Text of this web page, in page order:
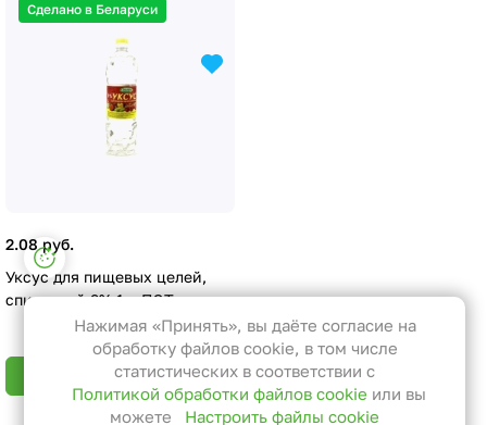
Сделано в Беларуси
2.08 руб.
Уксус для пищевых целей,
спиртовой 9% 1л. ПЭТ
В корзину
Настройки файлов cookie
Функциональные
Эти файлы необходимы для
функционирования сайта и не
могут быть отключены в наших
системах. Вы можете настроить
Нажимая «Принять», вы даёте согласие на
обработку файлов cookie, в том числе
статистических в соответствии с
Политикой обработки файлов cookie или вы
можете
Настроить файлы cookie